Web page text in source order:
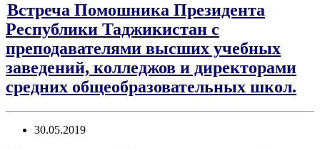
Встреча Помошника Президента
Республики Таджикистан с
преподавателями высших учебных
заведений, колледжов и директорами
средних общеобразовательных школ.
30.05.2019